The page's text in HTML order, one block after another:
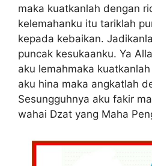
maka kuatkanlah dengan
kelemahanku itu tariklah
kepada kebaikan.
puncak kesukaanku. Ya
aku lemahmaka
aku hina maka angkatlah
Sesungguhnya aku fakir
wahai Dzat yang Maha